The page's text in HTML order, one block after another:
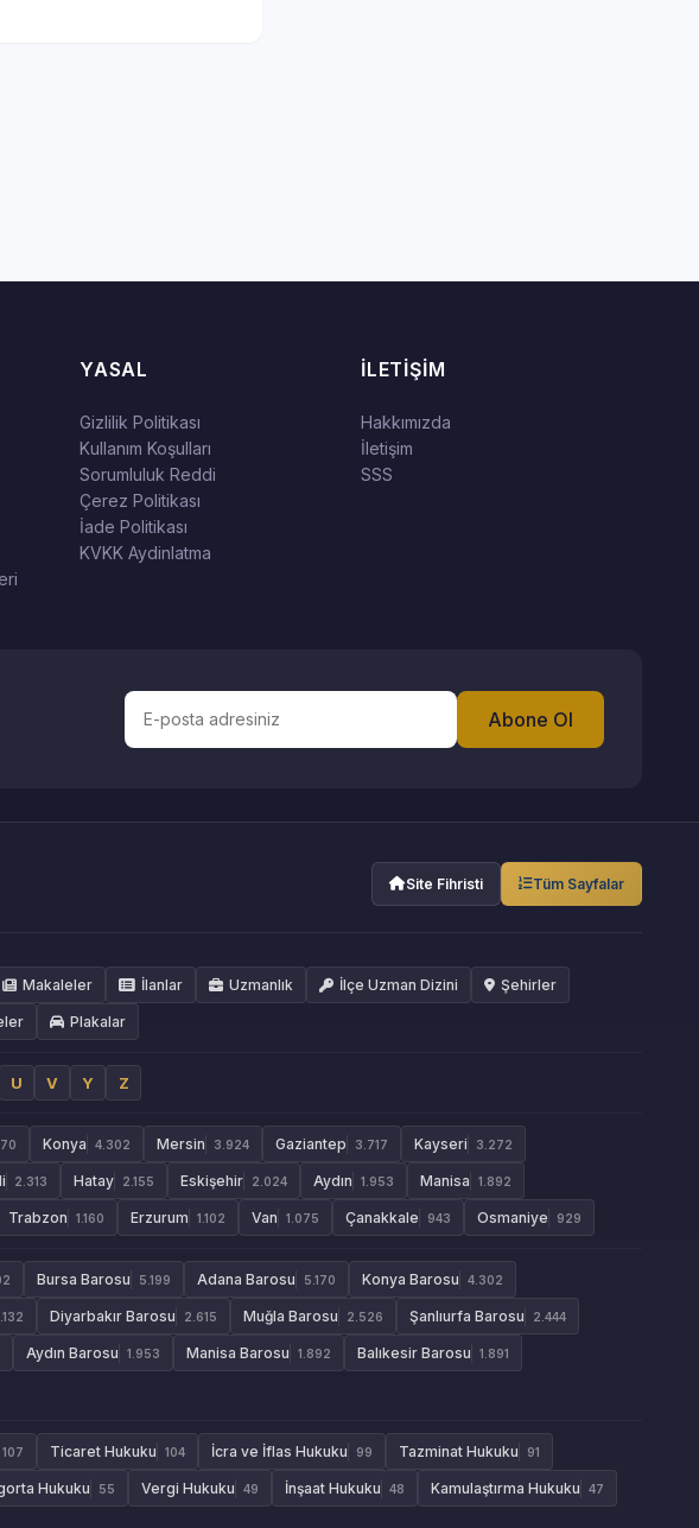
YASAL
Gizlilik Politikası
Kullanım Koşulları
Sorumluluk Reddi
Çerez Politikası
İade Politikası
KVKK Aydinlatma
İLETIŞIM
Hakkımızda
İletişim
SSS
Abone Ol
Site Fihristi Tüm Sayfalar
Makaleler İlanlar Uzmanlık İlçe Uzman Dizini Şehirler
Plakalar
U V Y Z
Konya 4.302 Mersin 3.924 Gaziantep 3.717 Kayseri 3.272
2.313 Hatay 2.155 Eskişehir 2.024 Aydın 1.953 Manisa 1.892
Trabzon 1.160 Erzurum 1.102 Van 1.075 Çanakkale 943 Osmaniye 929
Bursa Barosu 5.199 Adana Barosu 5.170 Konya Barosu 4.302
Diyarbakır Barosu 2.615 Muğla Barosu 2.526 Şanlıurfa Barosu 2.444
Aydın Barosu 1.953 Manisa Barosu 1.892 Balıkesir Barosu 1.891
107 Ticaret Hukuku 104 İcra ve İflas Hukuku 99 Tazminat Hukuku 91
Hukuku 55 Vergi Hukuku 49 İnşaat Hukuku 48 Kamulaştırma Hukuku 47